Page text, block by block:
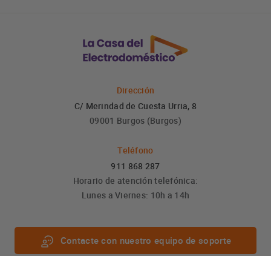
Dirección
C/ Merindad de Cuesta Urria, 8
09001 Burgos (Burgos)
Teléfono
911 868 287
Horario de atención telefónica:
Lunes a Viernes: 10h a 14h
Contacte con nuestro equipo de soporte